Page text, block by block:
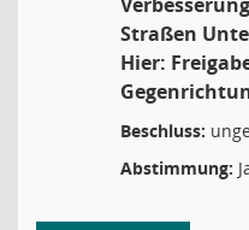
Straßen
Hier:
Beschluss:
Abstimmung: